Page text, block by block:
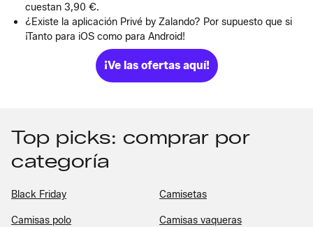
cuestan 3,90 €.
¿Existe la aplicación Privé by Zalando? Por supuesto que si
¡Tanto para iOS como para Android!
¡Ve las ofertas aquí!
Top picks: comprar por
categoría
Black Friday Camisetas
Camisas polo Camisas vaqueras